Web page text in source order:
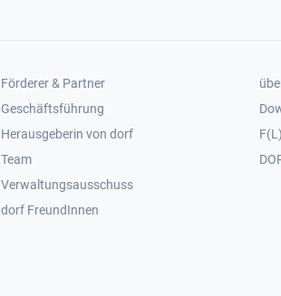
Footer 2
Förderer & Partner
Geschäftsführung
Herausgeberin von dorf
Team
Verwaltungsausschuss
dorf FreundInnen